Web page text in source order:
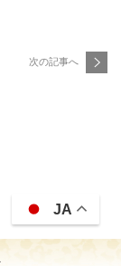
次の記事へ
JA